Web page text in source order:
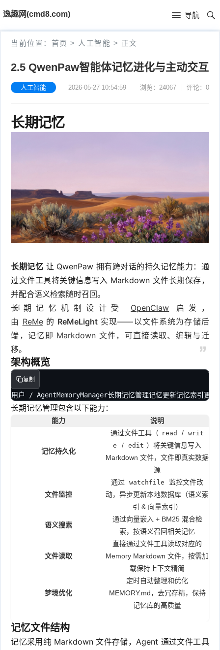
逸趣网(cmd8.com) 导航
首
页
首
当前位置： 首页 > 人工智能 > 正文
2.5 QwenPaw智能体记忆进化与主动交互
人工智能 2026-05-27 10:54:59 浏览：24067 评论：0
长期记忆
长期记忆 让 QwenPaw 拥有跨对话的持久记忆能力：通
过文件工具将关键信息写入 Markdown 文件长期保存，
并配合语义检索随时召回。
长期记忆机制设计受 OpenClaw 启发，
由 ReMe的 ReMeLight实现——以文件系统为存储后
端，记忆即 Markdown 文件，可直接读取、编辑与迁
移。
架构概览
复制
用户 / AgentMemoryManager长期记忆管理记忆更新记忆索引更新
长期记忆管理包含以下能力：
能力 说明
记忆持久化
通过文件工具（ read /
writ
e
/ edit ）将关键信息写入
Markdown 文件，文件即真实数据
源
文件监控
通过 watchfile
监控文件改
动，异步更新本地数据库（语义索
引 & 向量索引）
语义搜索
通过向量嵌入 + BM25 混合检
索，按语义召回相关记忆
文件读取
直接通过文件工具读取对应的
Memory Markdown 文件，按需加
载保持上下文精简
梦境优化
定时自动整理和优化
MEMORY.md，去冗存精，保持
记忆库的高质量
记忆文件结构
记忆采用纯 Markdown 文件存储，Agent 通过文件工具